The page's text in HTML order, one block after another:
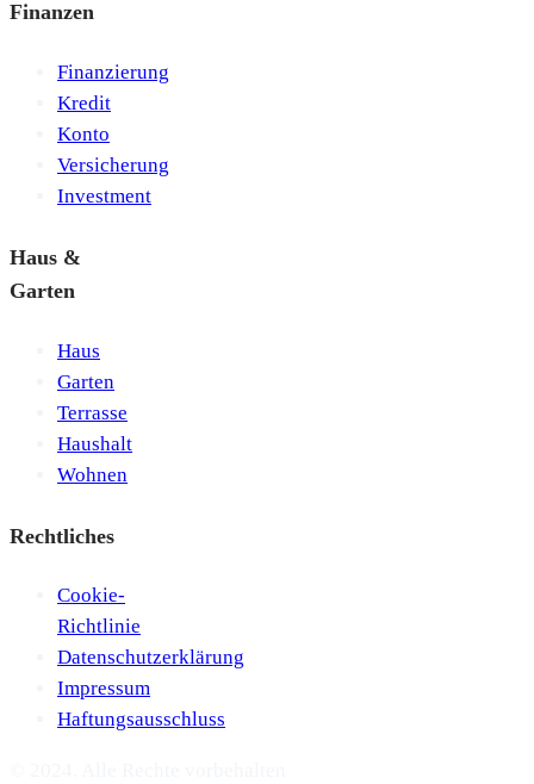
Finanzen
Finanzierung
Kredit
Konto
Versicherung
Investment
Haus &
Garten
Haus
Garten
Terrasse
Haushalt
Wohnen
Rechtliches
Cookie-
Richtlinie
Datenschutzerklärung
Impressum
Haftungsausschluss